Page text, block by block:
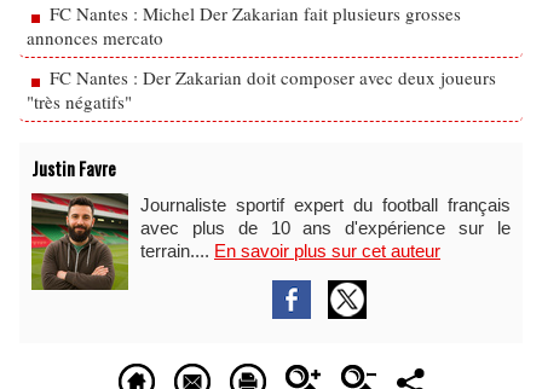
FC Nantes : Michel Der Zakarian fait plusieurs grosses
annonces mercato
FC Nantes : Der Zakarian doit composer avec deux joueurs
"très négatifs"
Justin Favre
Journaliste sportif expert du football français
avec plus de 10 ans d'expérience sur le
terrain.... En savoir plus sur cet auteur